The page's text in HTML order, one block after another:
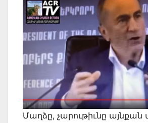
Մաղձը, չարութիւնը այնքան